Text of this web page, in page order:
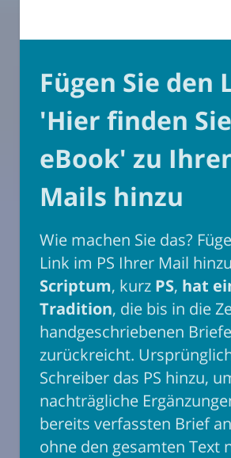
Fügen Sie den
'Hier finden
eBook' zu
Mails hinzu
Wie machen Sie das?
Link im PS Ihrer Mail
Scriptum, kurz PS, hat
Tradition, die bis in die
handgeschriebenen Briefe
zurückreicht.
Schreiber das PS hinzu,
nachträgliche
bereits verfassten Brief
ohne den gesamten Text